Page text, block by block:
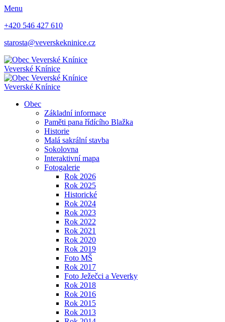
Menu
+420 546 427 610
starosta@veverskekninice.cz
Veverské Knínice
Veverské Knínice
Obec
Základní informace
Paměti pana řídícího Blažka
Historie
Malá sakrální stavba
Sokolovna
Interaktivní mapa
Fotogalerie
Rok 2026
Rok 2025
Historické
Rok 2024
Rok 2023
Rok 2022
Rok 2021
Rok 2020
Rok 2019
Foto MŠ
Rok 2017
Foto Ježečci a Veverky
Rok 2018
Rok 2016
Rok 2015
Rok 2013